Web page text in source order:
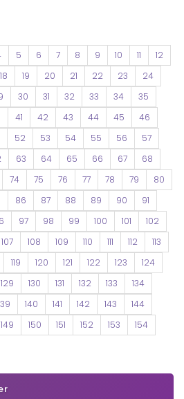
5 6 7 8 9 10 11
12
18 19 20 21 22 23
24
30 31 32 33 34
35
41 42 43 44 45
46
52 53 54 55 56
57
63 64 65 66 67
68
74 75 76 77 78 79
80
86 87 88 89 90
91
97 98 99 100 101
102
107 108 109 110 111 112
113
119 120 121 122 123
124
129 130 131 132 133
134
140 141 142 143
144
149 150 151 152 153
154